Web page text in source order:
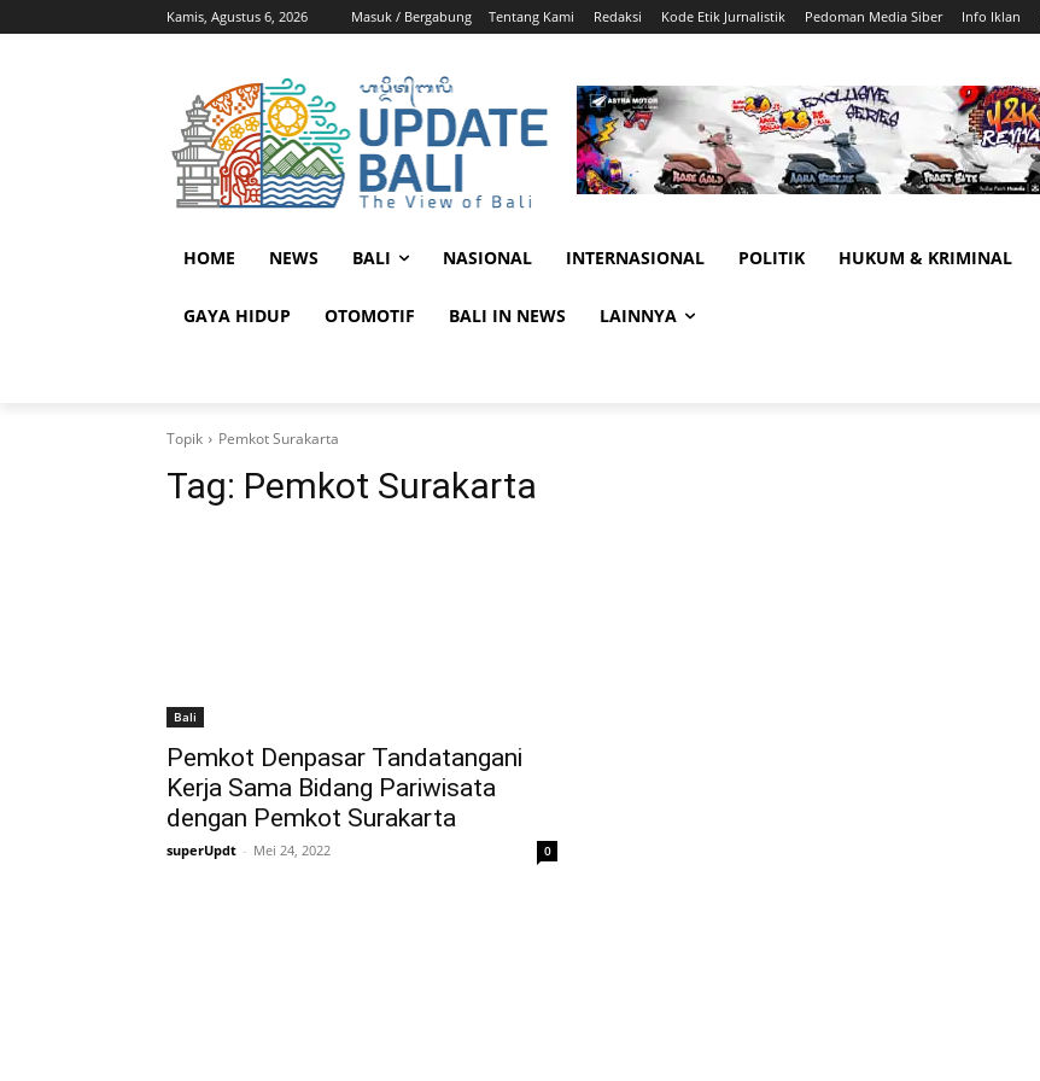
Kamis, Agustus 6, 2026 Masuk / Bergabung Tentang Kami Redaksi Kode Etik Jurnalistik Pedoman Media Siber Info Iklan
HOME NEWS BALI NASIONAL INTERNASIONAL POLITIK HUKUM & KRIMINAL
GAYA HIDUP OTOMOTIF BALI IN NEWS LAINNYA
Topik Pemkot Surakarta
Tag: Pemkot Surakarta
Bali
Pemkot Denpasar Tandatangani
Kerja Sama Bidang Pariwisata
dengan Pemkot Surakarta
superUpdt - Mei 24, 2022 0